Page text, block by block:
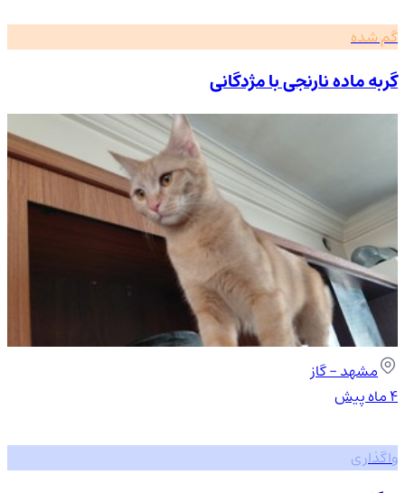
گم شده
گربه ماده نارنجی با مژدگانی
مشهد- گاز
۴ ماه پیش
واگذاری